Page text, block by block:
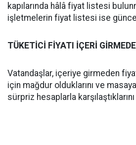
kapılarında hâlâ fiyat listesi
işletmelerin fiyat listesi ise
TÜKETİCİ FİYATI İÇERİ
Vatandaşlar, içeriye girmeden
için mağdur olduklarını ve
sürpriz hesaplarla